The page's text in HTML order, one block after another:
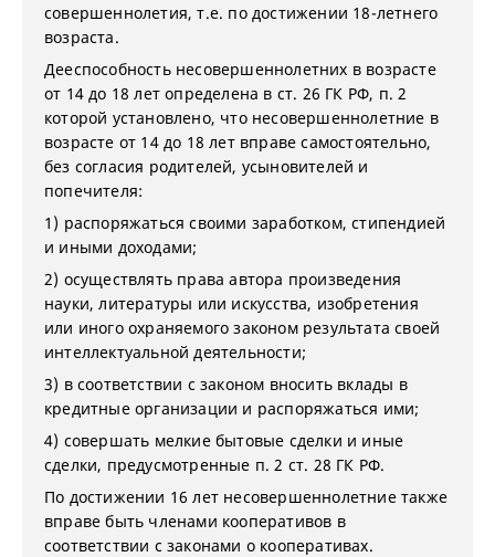
совершеннолетия, т.е. по достижении 18-летнего
возраста.
Дееспособность несовершеннолетних в возрасте
от 14 до 18 лет определена в ст. 26 ГК РФ, п. 2
которой установлено, что несовершеннолетние в
возрасте от 14 до 18 лет вправе самостоятельно,
без согласия родителей, усыновителей и
попечителя:
1) распоряжаться своими заработком, стипендией
и иными доходами;
2) осуществлять права автора произведения
науки, литературы или искусства, изобретения
или иного охраняемого законом результата своей
интеллектуальной деятельности;
3) в соответствии с законом вносить вклады в
кредитные организации и распоряжаться ими;
4) совершать мелкие бытовые сделки и иные
сделки, предусмотренные п. 2 ст. 28 ГК РФ.
По достижении 16 лет несовершеннолетние также
вправе быть членами кооперативов в
соответствии с законами о кооперативах.